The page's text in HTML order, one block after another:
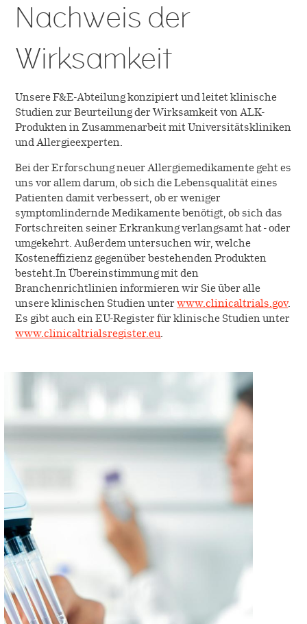
Nachweis der
Wirksamkeit
Unsere F&E-Abteilung konzipiert und leitet klinische
Studien zur Beurteilung der Wirksamkeit von ALK-
Produkten in Zusammenarbeit mit Universitätskliniken
und Allergieexperten.
Bei der Erforschung neuer Allergiemedikamente geht es
uns vor allem darum, ob sich die Lebensqualität eines
Patienten damit verbessert, ob er weniger
symptomlindernde Medikamente benötigt, ob sich das
Fortschreiten seiner Erkrankung verlangsamt hat - oder
umgekehrt. Außerdem untersuchen wir, welche
Kosteneffizienz gegenüber bestehenden Produkten
besteht.In Übereinstimmung mit den
Branchenrichtlinien informieren wir Sie über alle
unsere klinischen Studien unterwww.clinicaltrials.gov.
Es gibt auch ein EU-Register für klinische Studien unter
www.clinicaltrialsregister.eu